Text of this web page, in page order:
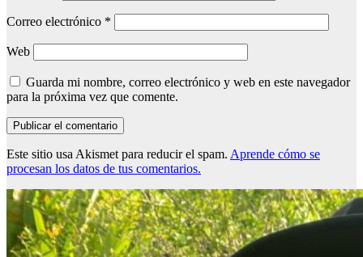
Correo electrónico *
Web
Guarda mi nombre, correo electrónico y web en este navegador
para la próxima vez que comente.
Este sitio usa Akismet para reducir el spam. Aprende cómo se
procesan los datos de tus comentarios.